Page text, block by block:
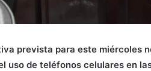
prevista para este miércoles
uso de teléfonos celulares en